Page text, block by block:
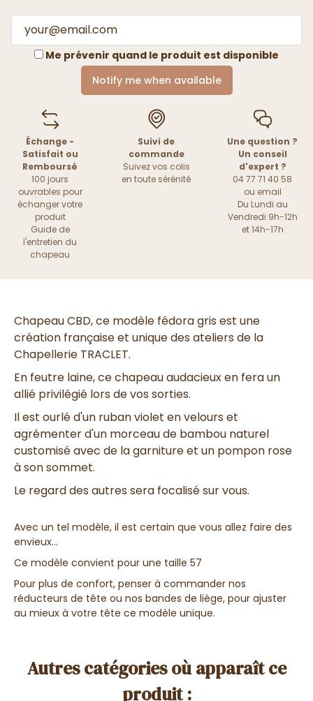
Me prévenir quand le produit est disponible
Notify me when available
Échange -
Satisfait ou
Remboursé
100 jours
ouvrables pour
échanger votre
produit
Guide de
l'entretien du
chapeau
Suivi de
commande
Suivez vos colis
en toute sérénité
Une question ?
Un conseil
d'expert ?
04 77 71 40 58
ou email
Du Lundi au
Vendredi 9h-12h
et 14h-17h
Chapeau CBD, ce modèle fédora gris est une
création française et unique des ateliers de la
Chapellerie TRACLET.
En feutre laine, ce chapeau audacieux en fera un
allié privilégié lors de vos sorties.
Il est ourlé d'un ruban violet en velours et
agrémenter d'un morceau de bambou naturel
customisé avec de la garniture et un pompon rose
à son sommet.
Le regard des autres sera focalisé sur vous.
Avec un tel modèle, il est certain que vous allez faire des
envieux...
Ce modèle convient pour une taille 57
Pour plus de confort, penser à commander nos
réducteurs de tête ou nos bandes de liège, pour ajuster
au mieux à votre tête ce modèle unique.
Autres catégories où apparaît ce
produit :